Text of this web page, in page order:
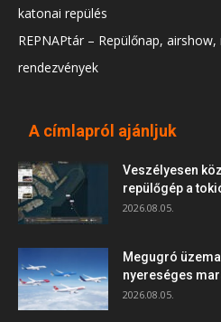
katonai repülés
REPNAPtár – Repülőnap,
rendezvények
A címlapról ajánljuk
Veszélyesen
repülőgép a
2026.08.05.
Megugró
nyereséges
2026.08.05.